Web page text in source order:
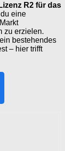
R2 für das
eine
zu erzielen.
bestehendes
– hier trifft